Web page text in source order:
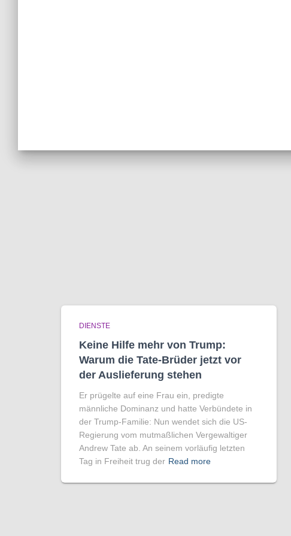
DIENSTE
Keine Hilfe mehr von Trump:
Warum die Tate-Brüder jetzt vor
der Auslieferung stehen
Er prügelte auf eine Frau ein, predigte
männliche Dominanz und hatte Verbündete in
der Trump-Familie: Nun wendet sich die US-
Regierung vom mutmaßlichen Vergewaltiger
Andrew Tate ab. An seinem vorläufig letzten
Tag in Freiheit trug der Read more